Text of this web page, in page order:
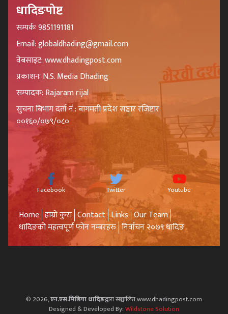
धादिङपोष्ट
सम्पर्कः 9851191181
Email: globaldhading@gmail.com
वेबसाइट: www.dhadingpost.com
प्रकाशनः N.S. Media Dhading
सम्पादक: Rajaram rijal
सुचना बिभाग दर्ता नं.: बागमती प्रदेश सञ्चार रजिष्टार
००१६०/०७९/०८०
Facebook Twitter Youtube
Home हाम्रो कुरा Contact Links Our Team
धादिङको महत्वपूर्ण फोन नम्बरहरु निर्वाचन २०७९ धादिङ
© 2026,एन.एस.मिडिया धादिङद्वारा सञ्चालित www.dhadingpost.com
Designed & Developed By:Wildstone Solution